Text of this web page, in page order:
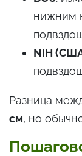
нижним
NIH
Разница
см, но